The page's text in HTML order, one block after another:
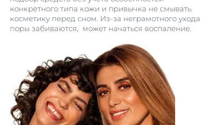
конкретного типа кожи и привычка не смывать
косметику перед сном. Из-за неграмотного ухода
поры забиваются, может начаться воспаление.